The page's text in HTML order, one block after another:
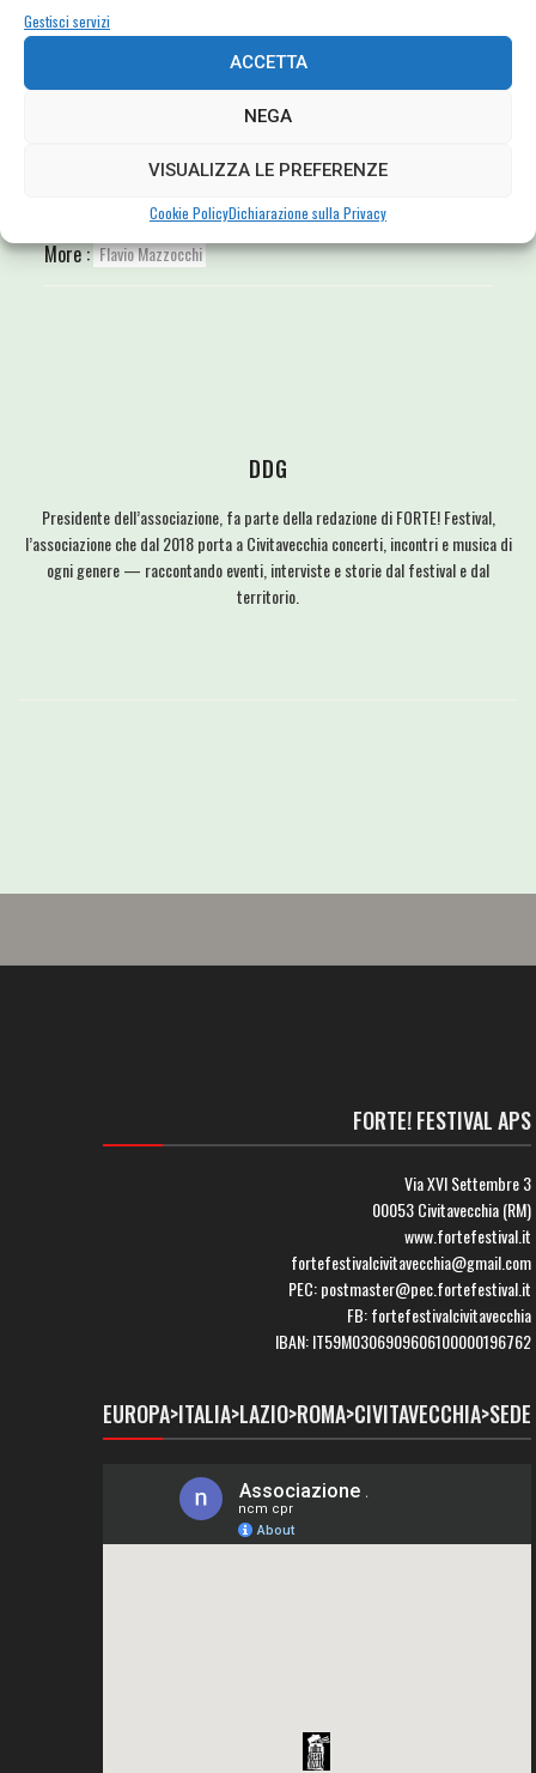
Gestisci servizi
ACCETTA
NEGA
VISUALIZZA LE PREFERENZE
Cookie PolicyDichiarazione sulla Privacy
Lavorare in musica 3: grazie Max e Flavio…
Lavorare in Musica #3: Max Rosati e Flavio Mazzocchi
More : Flavio Mazzocchi
DDG
Presidente dell’associazione, fa parte della redazione di FORTE! Festival,
l’associazione che dal 2018 porta a Civitavecchia concerti, incontri e musica di
ogni genere — raccontando eventi, interviste e storie dal festival e dal
territorio.
FORTE! FESTIVAL APS
Via XVI Settembre 3
00053 Civitavecchia (RM)
www.fortefestival.it
fortefestivalcivitavecchia@gmail.com
PEC: postmaster@pec.fortefestival.it
FB: fortefestivalcivitavecchia
IBAN: IT59M0306909606100000196762
EUROPA>ITALIA>LAZIO>ROMA>CIVITAVECCHIA>SEDE